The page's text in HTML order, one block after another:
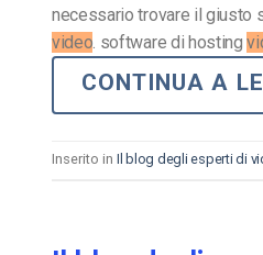
necessario trovare il giusto
video. software di hosting
CONTINUA A
Inserito in Il blog degli esperti di